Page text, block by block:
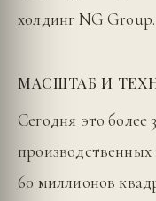
холдинг NG Group.
МАСШТАБ И
Сегодня это более
60 миллионов